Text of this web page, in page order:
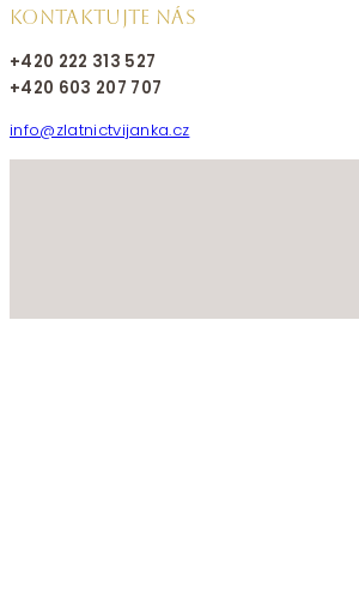
KONTAKTUJTE NÁS
+420 222 313 527
+420 603 207 707
info@zlatnictvijanka.cz